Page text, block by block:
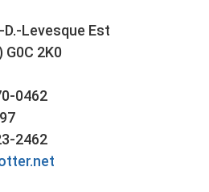
Levesque Est
2K0
0462
2462